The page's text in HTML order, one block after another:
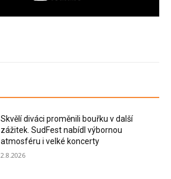
Skvělí diváci proměnili bouřku v další
zážitek. SudFest nabídl výbornou
atmosféru i velké koncerty
2.8.2026